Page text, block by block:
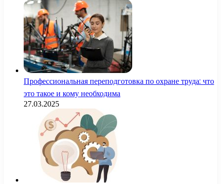
Профессиональная переподготовка по охране труда: что
это такое и кому необходима
27.03.2025